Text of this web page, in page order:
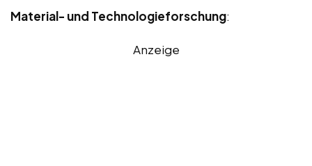
Material- und Technologieforschung:
Anzeige